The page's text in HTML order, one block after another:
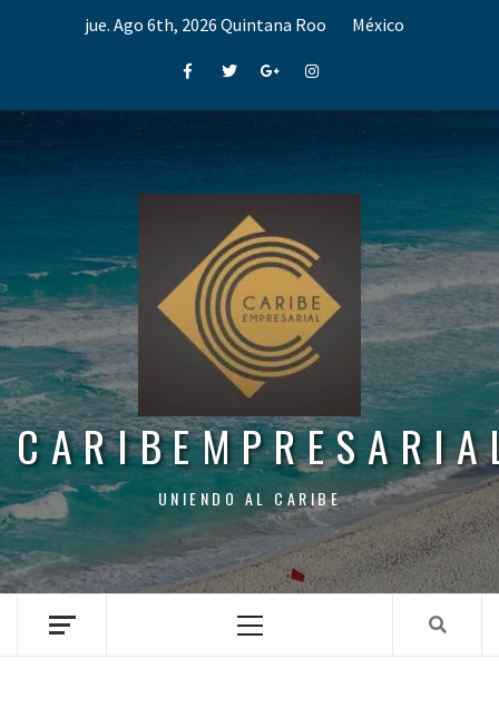
jue. Ago 6th, 2026 Quintana Roo México
FacebookTwitterGoogle+Instagram
UNIENDO AL CARIBE
Menu